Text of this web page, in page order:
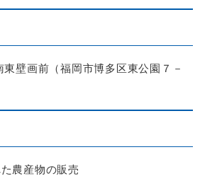
壁画前（福岡市博多区東公園７－
農産物の販売